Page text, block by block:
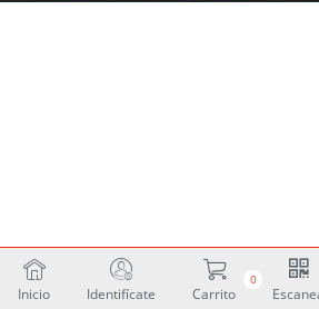
Inicio Identifícate
0
Carrito